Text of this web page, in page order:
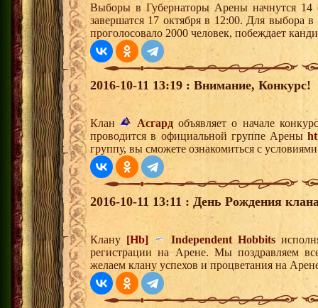
Выборы в Губернаторы Арены начнутся
завершатся 17 октября в 12:00. Для выбора
проголосовало 2000 человек, побеждает
2016-10-11 13:19 : Внимание, Конкурс!
Клан Асгардобъявляет о начале
проводится в официальной группе Арены
группу, вы сможете ознакомиться с
2016-10-11 13:11 : День Рождения
Клану [Hb] Independent Hobbits
регистрации на Арене. Мы поздравляем
желаем клану успехов и процветания на